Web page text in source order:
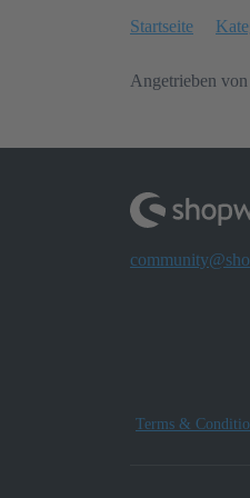
Startseite
Angetrieben von
Terms &